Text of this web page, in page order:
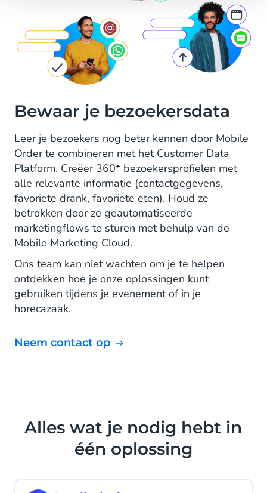
Bewaar je bezoekersdata
Leer je bezoekers nog beter kennen door Mobile
Order te combineren met het Customer Data
Platform. Creëer 360* bezoekersprofielen met
alle relevante informatie (contactgegevens,
favoriete drank, favoriete eten). Houd ze
betrokken door ze geautomatiseerde
marketingflows te sturen met behulp van de
Mobile Marketing Cloud.
Ons team kan niet wachten om je te helpen
ontdekken hoe je onze oplossingen kunt
gebruiken tijdens je evenement of in je
horecazaak.
Neem contact op
Alles wat je nodig hebt in
één oplossing